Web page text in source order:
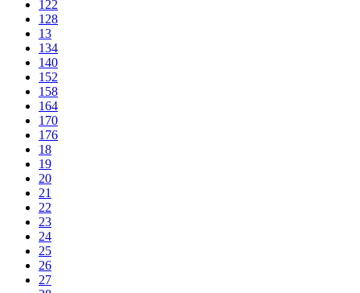
122
128
13
134
140
152
158
164
170
176
18
19
20
21
22
23
24
25
26
27